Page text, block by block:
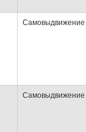
Самовыдвижение
Самовыдвижение